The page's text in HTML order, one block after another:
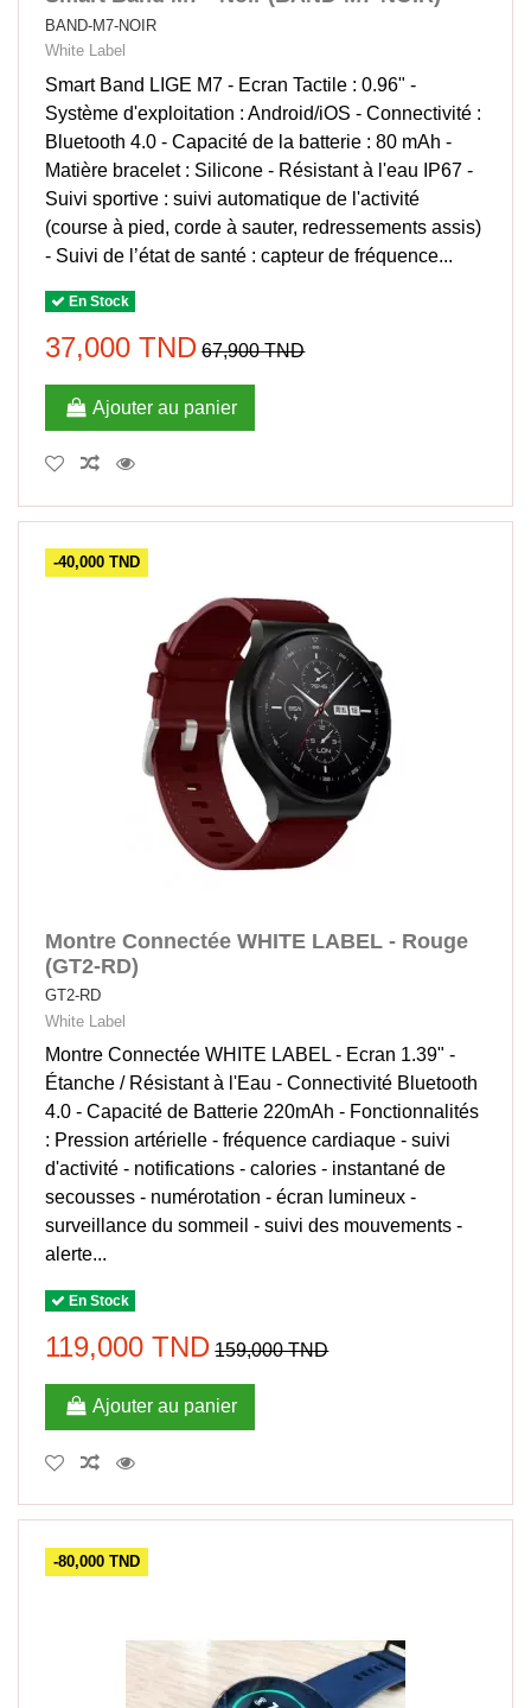
BAND-M7-NOIR
White Label
Smart Band LIGE M7 - Ecran Tactile : 0.96" -
Système d'exploitation : Android/iOS - Connectivité :
Bluetooth 4.0 - Capacité de la batterie : 80 mAh -
Matière bracelet : Silicone - Résistant à l'eau IP67 -
Suivi sportive : suivi automatique de l'activité
(course à pied, corde à sauter, redressements assis)
- Suivi de l’état de santé : capteur de fréquence...
En Stock
37,000 TND 67,900 TND
Ajouter au panier
-40,000 TND
Montre Connectée WHITE LABEL - Rouge
(GT2-RD)
GT2-RD
White Label
Montre Connectée WHITE LABEL - Ecran 1.39" -
Étanche / Résistant à l'Eau - Connectivité Bluetooth
4.0 - Capacité de Batterie 220mAh - Fonctionnalités
: Pression artérielle - fréquence cardiaque - suivi
d'activité - notifications - calories - instantané de
secousses - numérotation - écran lumineux -
surveillance du sommeil - suivi des mouvements -
alerte...
En Stock
119,000 TND 159,000 TND
Ajouter au panier
-80,000 TND